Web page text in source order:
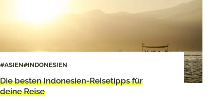
#ASIEN#INDONESIEN
Die besten Indonesien-Reisetipps für
deine Reise